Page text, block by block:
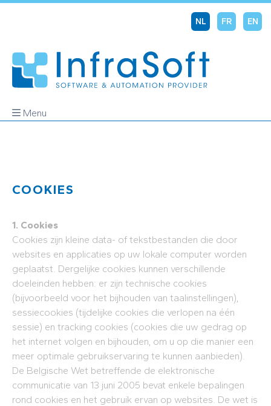
Menu
NL FR EN
COOKIES
1. Cookies
Cookies zijn kleine data- of tekstbestanden die door
websites en applicaties op uw lokale computer worden
geplaatst. Dergelijke cookies kunnen verschillende
doeleinden hebben: er zijn technische cookies
(bijvoorbeeld voor het bijhouden van taalinstellingen),
sessiecookies (tijdelijke cookies die verlopen na één
sessie) en tracking cookies (cookies die uw gedrag op
het internet volgen en bijhouden, om u op die manier een
meer optimale gebruikservaring te kunnen aanbieden).
De Belgische Wet betreffende de elektronische
communicatie van 13 juni 2005 bevat enkele bepalingen
rond cookies en het gebruik ervan op websites. De wet is